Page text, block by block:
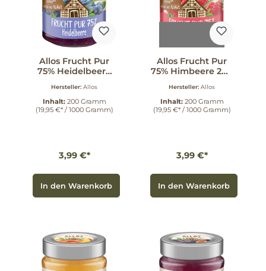
Allos Frucht Pur
75% Heidelbeere
Hersteller: Allos
Inhalt: 200 Gramm
(19,95 €* / 1000 Gramm)
3,99 €*
In den Warenkorb
Allos Frucht Pur
75% Himbeere 200
Hersteller: Allos
Inhalt: 200 Gramm
(19,95 €* / 1000 Gramm)
3,99 €*
In den Warenkorb